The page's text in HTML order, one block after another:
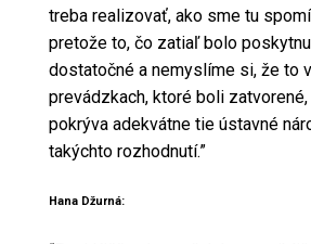
treba realizovať, ako sme tu
pretože to, čo zatiaľ bolo
dostatočné a nemyslíme si, že to
prevádzkach, ktoré boli
pokrýva adekvátne tie ústavné
takýchto rozhodnutí.”
Hana Džurná: